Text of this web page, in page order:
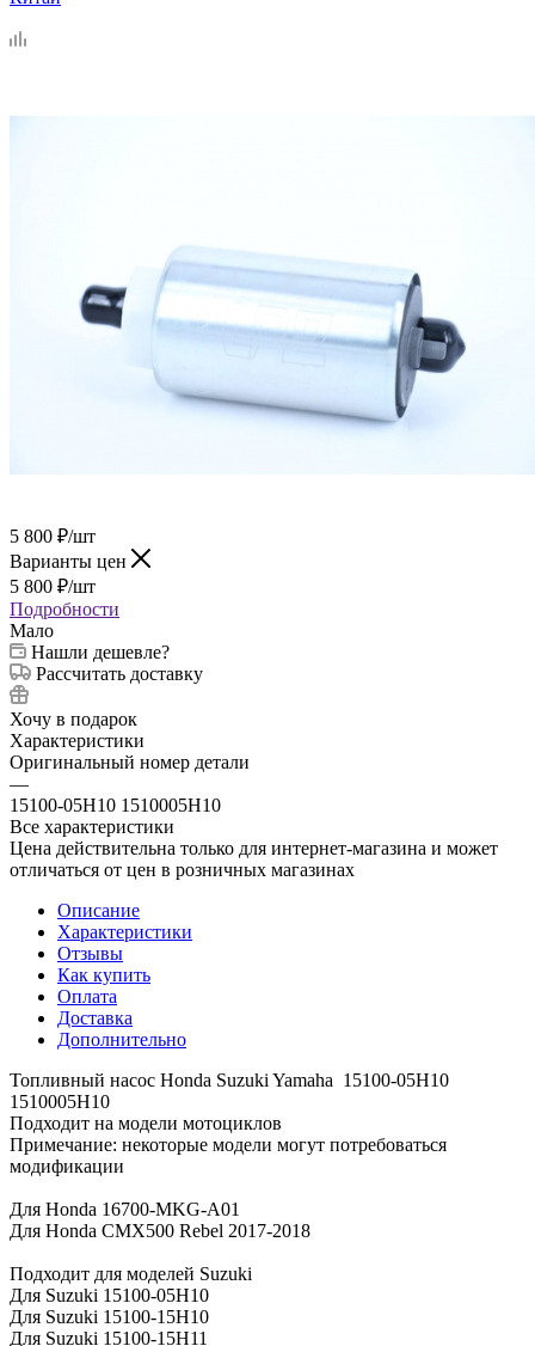
5 800 ₽/шт
Варианты цен
5 800 ₽/шт
Подробности
Мало
Нашли дешевле?
Рассчитать доставку
Хочу в подарок
Характеристики
Оригинальный номер детали
—
15100-05H10 1510005H10
Все характеристики
Цена действительна только для интернет-магазина и может
отличаться от цен в розничных магазинах
Описание
Характеристики
Отзывы
Как купить
Оплата
Доставка
Дополнительно
Топливный насос Honda Suzuki Yamaha 15100-05H10
1510005H10
Подходит на модели мотоциклов
Примечание: некоторые модели могут потребоваться
модификации
Для Honda 16700-MKG-A01
Для Honda CMX500 Rebel 2017-2018
Подходит для моделей Suzuki
Для Suzuki 15100-05H10
Для Suzuki 15100-15H10
Для Suzuki 15100-15H11